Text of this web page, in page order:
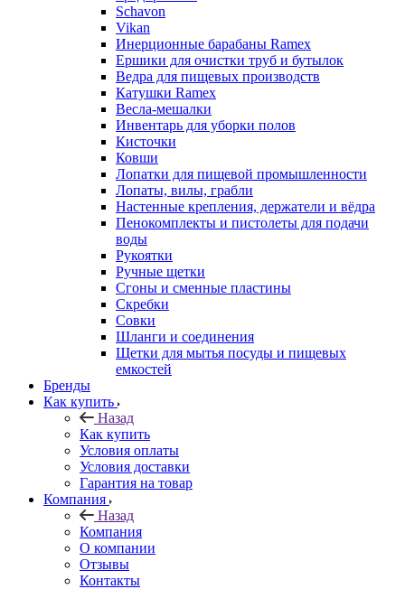
Schavon
Vikan
Инерционные барабаны Ramex
Ершики для очистки труб и бутылок
Ведра для пищевых производств
Катушки Ramex
Весла-мешалки
Инвентарь для уборки полов
Кисточки
Ковши
Лопатки для пищевой промышленности
Лопаты, вилы, грабли
Настенные крепления, держатели и вёдра
Пенокомплекты и пистолеты для подачи
воды
Рукоятки
Ручные щетки
Сгоны и сменные пластины
Скребки
Совки
Шланги и соединения
Щетки для мытья посуды и пищевых
емкостей
Бренды
Как купить
Назад
Как купить
Условия оплаты
Условия доставки
Гарантия на товар
Компания
Назад
Компания
О компании
Отзывы
Контакты